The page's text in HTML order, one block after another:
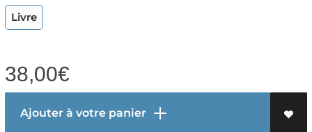
Livre
38,00€
Ajouter à votre panier